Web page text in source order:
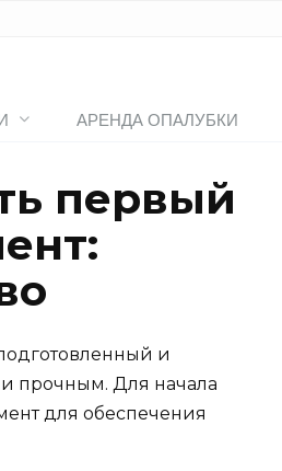
АРЕНДА ОПАЛУБКИ
первый
и
прочным. Для начала
для обеспечения